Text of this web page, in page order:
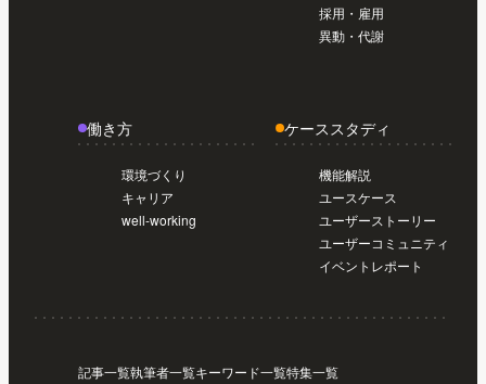
採用・雇用
異動・代謝
働き方
環境づくり
キャリア
well-working
ケーススタディ
機能解説
ユースケース
ユーザーストーリー
ユーザーコミュニティ
イベントレポート
記事一覧執筆者一覧キーワード一覧特集一覧